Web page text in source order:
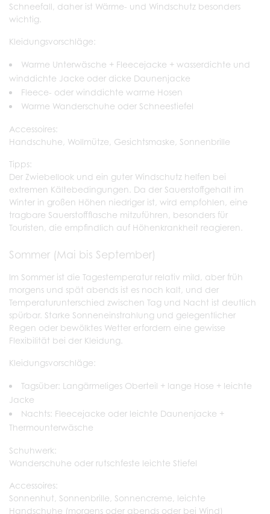
Schneefall, daher ist Wärme- und Windschutz besonders
wichtig.
Kleidungsvorschläge:
Warme Unterwäsche + Fleecejacke + wasserdichte und
winddichte Jacke oder dicke Daunenjacke
Fleece- oder winddichte warme Hosen
Warme Wanderschuhe oder Schneestiefel
Accessoires:
Handschuhe, Wollmütze, Gesichtsmaske, Sonnenbrille
Tipps:
Der Zwiebellook und ein guter Windschutz helfen bei
extremen Kältebedingungen. Da der Sauerstoffgehalt im
Winter in großen Höhen niedriger ist, wird empfohlen, eine
tragbare Sauerstoffflasche mitzuführen, besonders für
Touristen, die empfindlich auf Höhenkrankheit reagieren.
Sommer (Mai bis September)
Im Sommer ist die Tagestemperatur relativ mild, aber früh
morgens und spät abends ist es noch kalt, und der
Temperaturunterschied zwischen Tag und Nacht ist deutlich
spürbar. Starke Sonneneinstrahlung und gelegentlicher
Regen oder bewölktes Wetter erfordern eine gewisse
Flexibilität bei der Kleidung.
Kleidungsvorschläge:
Tagsüber: Langärmeliges Oberteil + lange Hose + leichte
Jacke
Nachts: Fleecejacke oder leichte Daunenjacke +
Thermounterwäsche
Schuhwerk:
Wanderschuhe oder rutschfeste leichte Stiefel
Accessoires:
Sonnenhut, Sonnenbrille, Sonnencreme, leichte
Handschuhe (morgens oder abends oder bei Wind)